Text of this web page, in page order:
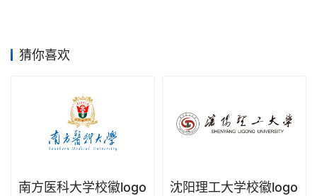
猜你喜欢
南方医科大学校徽logo
沈阳理工大学校徽logo